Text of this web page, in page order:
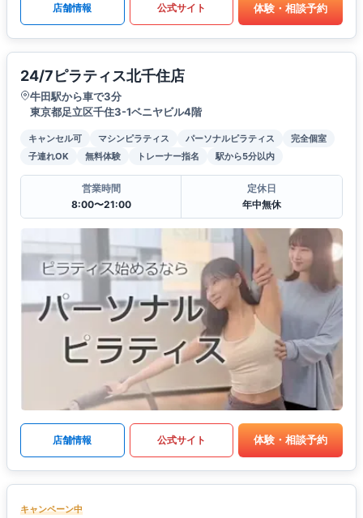
店舗情報 公式サイト 体験・相談予約
24/7ピラティス北千住店
牛田駅から車で3分
東京都足立区千住3-1ベニヤビル4階
キャンセル可 マシンピラティス パーソナルピラティス
完全個室
子連れOK
無料体験 トレーナー指名 駅から5分以内
営業時間
8:00〜21:00
定休日
年中無休
店舗情報 公式サイト 体験・相談予約
キャンペーン中